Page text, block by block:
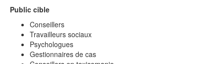
Public cible
Conseillers
Travailleurs sociaux
Psychologues
Gestionnaires de cas